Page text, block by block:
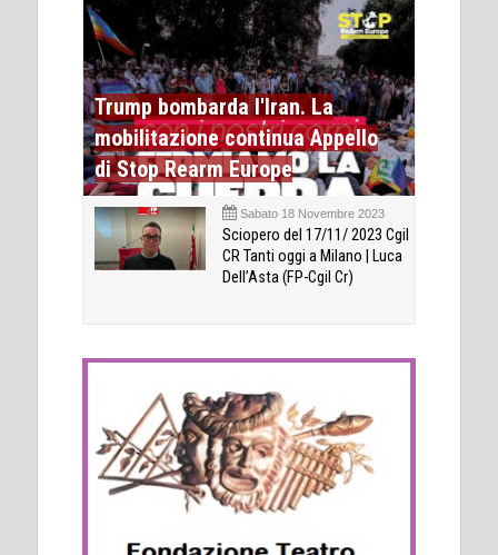
Trump bombarda l'Iran. La
mobilitazione continua Appello
di Stop Rearm Europe
Sabato 18 Novembre 2023
Sciopero del 17/11/ 2023 Cgil
CR Tanti oggi a Milano | Luca
Dell’Asta (FP-Cgil Cr)